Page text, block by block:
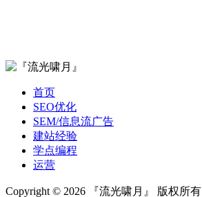
首页
SEO优化
SEM/信息流广告
建站经验
学点编程
运营
Copyright © 2026 『流光啸月』 版权所有